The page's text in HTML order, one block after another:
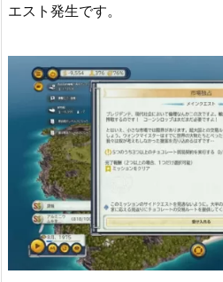
エスト発生です。